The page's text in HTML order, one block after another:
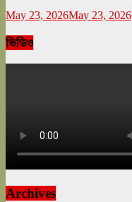
May 23, 2026May 23, 2026
ভিডিও
Archives